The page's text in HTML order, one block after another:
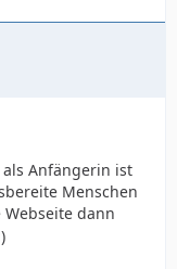
Anfängerin ist
Menschen
dann